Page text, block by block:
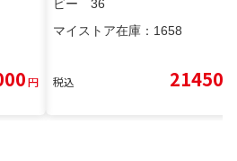
円
ビー 36
マイストア在庫： 1658
税込 21450